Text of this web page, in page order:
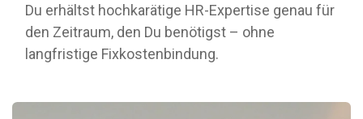
Du erhältst hochkarätige HR-Expertise genau für
den Zeitraum, den Du benötigst – ohne
langfristige Fixkostenbindung.